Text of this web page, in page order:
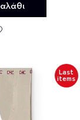
Last
items